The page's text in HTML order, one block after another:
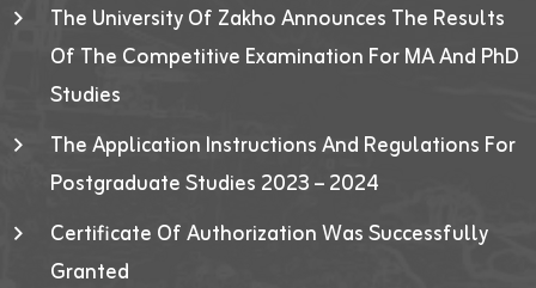
The University Of Zakho Announces The Results
Of The Competitive Examination For MA And PhD
Studies
The Application Instructions And Regulations For
Postgraduate Studies 2023 – 2024
Certificate Of Authorization Was Successfully
Granted